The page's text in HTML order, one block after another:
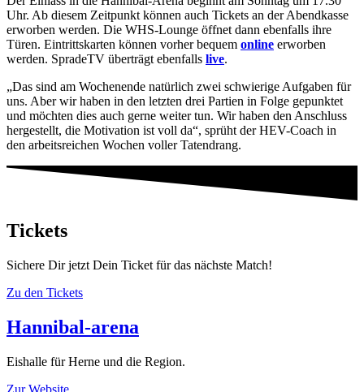
Uhr. Ab diesem Zeitpunkt können auch Tickets an der Abendkasse
erworben werden. Die WHS-Lounge öffnet dann ebenfalls ihre
Türen. Eintrittskarten können vorher bequem online erworben
werden. SpradeTV überträgt ebenfalls live.
„Das sind am Wochenende natürlich zwei schwierige Aufgaben für
uns. Aber wir haben in den letzten drei Partien in Folge gepunktet
und möchten dies auch gerne weiter tun. Wir haben den Anschluss
hergestellt, die Motivation ist voll da“, sprüht der HEV-Coach in
den arbeitsreichen Wochen voller Tatendrang.
Tickets
Sichere Dir jetzt Dein Ticket für das nächste Match!
Zu den Tickets
Hannibal-arena
Eishalle für Herne und die Region.
Zur Website